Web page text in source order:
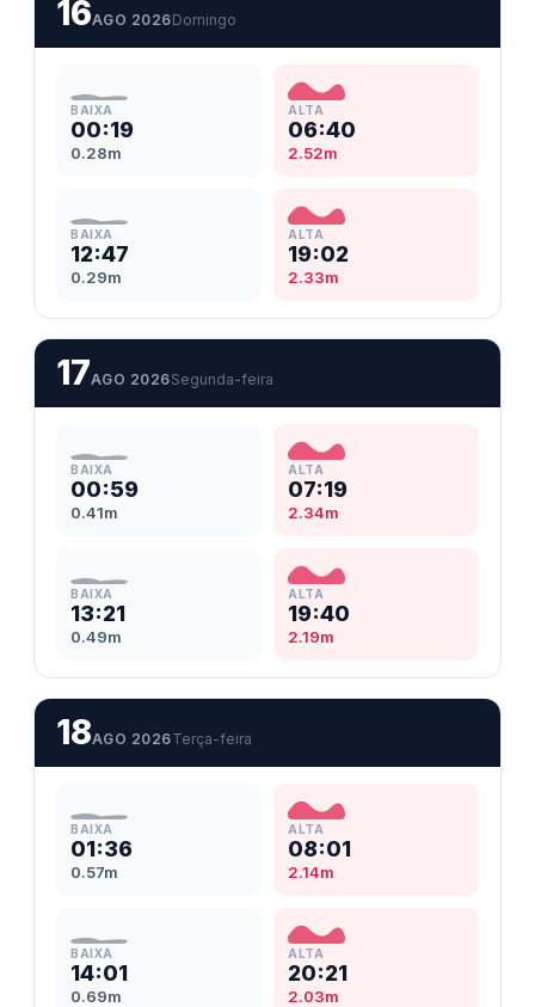
16AGO 2026Domingo
BAIXA
00:19
0.28m
ALTA
06:40
2.52m
BAIXA
12:47
0.29m
ALTA
19:02
2.33m
17AGO 2026Segunda-feira
BAIXA
00:59
0.41m
ALTA
07:19
2.34m
BAIXA
13:21
0.49m
ALTA
19:40
2.19m
18AGO 2026Terça-feira
BAIXA
01:36
0.57m
ALTA
08:01
2.14m
BAIXA
14:01
0.69m
ALTA
20:21
2.03m